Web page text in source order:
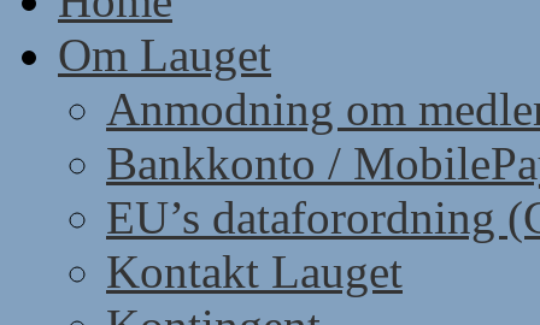
Om Lauget
Anmodning om
Bankkonto /
EU’s dataforordning
Kontakt Lauget